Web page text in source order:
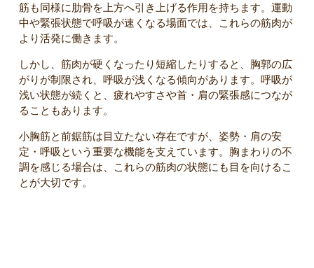
筋も同様に肋骨を上方へ引き上げる作用を持ちます。運動
中や緊張状態で呼吸が速くなる場面では、これらの筋肉が
より活発に働きます。
しかし、筋肉が硬くなったり短縮したりすると、胸郭の広
がりが制限され、呼吸が浅くなる傾向があります。呼吸が
浅い状態が続くと、疲れやすさや首・肩の緊張感につなが
ることもあります。
小胸筋と前鋸筋は目立たない存在ですが、姿勢・肩の安
定・呼吸という重要な機能を支えています。胸まわりの不
調を感じる場合は、これらの筋肉の状態にも目を向けるこ
とが大切です。